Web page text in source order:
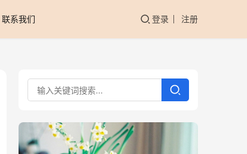
联系我们 登录 注册